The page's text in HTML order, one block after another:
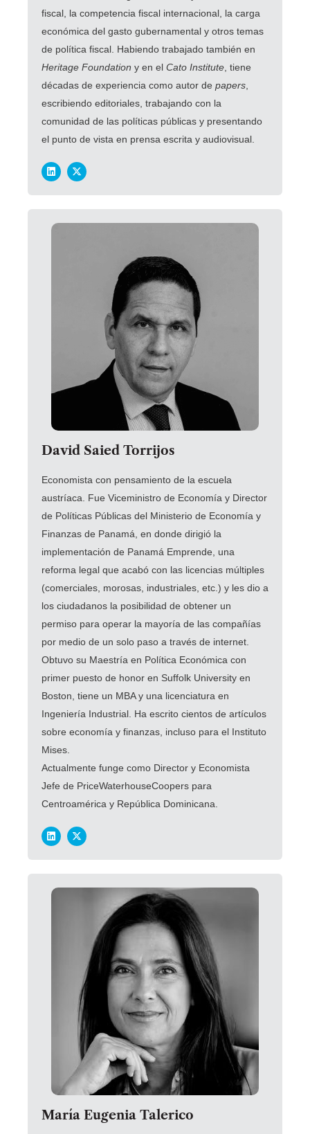
fiscal, la competencia fiscal internacional, la carga
económica del gasto gubernamental y otros temas
de política fiscal. Habiendo trabajado también en
Heritage Foundation y en el Cato Institute , tiene
décadas de experiencia como autor de papers
escribiendo editoriales, trabajando con la
comunidad de las políticas públicas y presentando
el punto de vista en prensa escrita y audiovisual.
David Saied Torrijos
Economista con pensamiento de la escuela
austríaca. Fue Viceministro de Economía y Director
de Políticas Públicas del Ministerio de Economía y
Finanzas de Panamá, en donde dirigió la
implementación de Panamá Emprende, una
reforma legal que acabó con las licencias múltiples
(comerciales, morosas, industriales, etc.) y les dio a
los ciudadanos la posibilidad de obtener un
permiso para operar la mayoría de las compañías
por medio de un solo paso a través de internet.
Obtuvo su Maestría en Política Económica con
primer puesto de honor en Suffolk University en
Boston, tiene un MBA y una licenciatura en
Ingeniería Industrial. Ha escrito cientos de artículos
sobre economía y finanzas, incluso para el Instituto
Mises.
Actualmente funge como Director y Economista
Jefe de PriceWaterhouseCoopers para
Centroamérica y República Dominicana.
María Eugenia Talerico